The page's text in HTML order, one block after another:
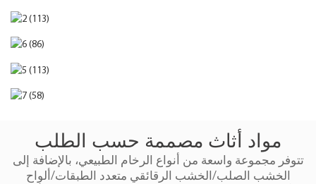
مواد أثاث مصممة حسب الطلب
تتوفر مجموعة واسعة من أنواع الرخام الطبيعي، بالإضافة إلى
الخشب الصلب/الخشب الرقائقي متعدد الطبقات/ألواح